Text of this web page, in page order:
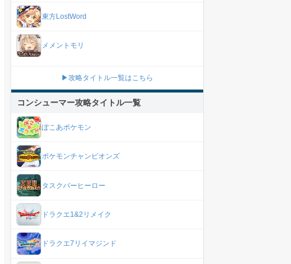
東方LostWord
メメントモリ
▶攻略タイトル一覧はこちら
コンシューマー攻略タイトル一覧
ぽこあポケモン
ポケモンチャンピオンズ
タスクバーヒーロー
ドラクエ1&2リメイク
ドラクエ7リイマジンド